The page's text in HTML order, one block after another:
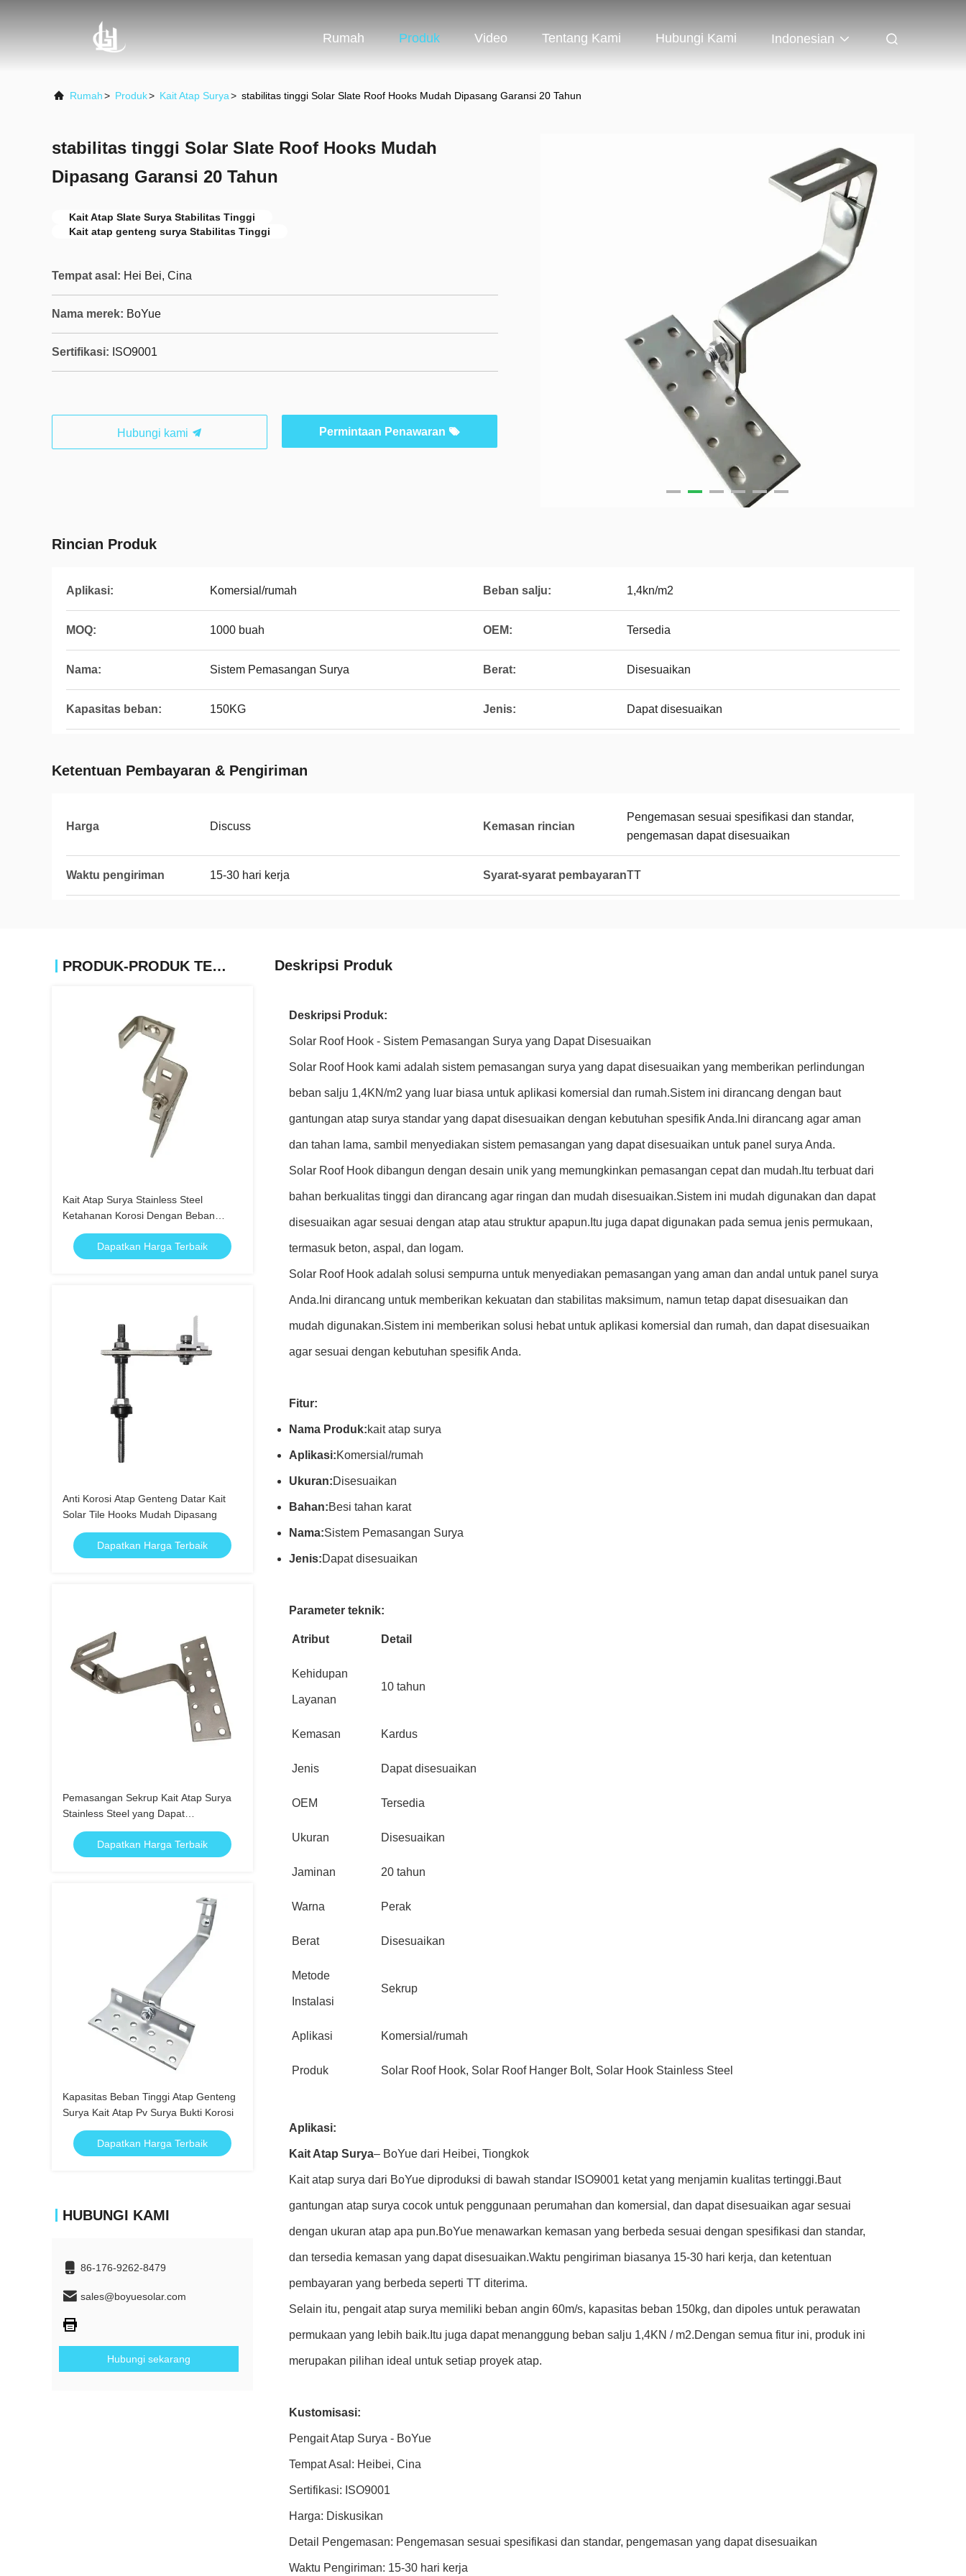
Rumah Produk Video Tentang Kami Hubungi Kami Indonesian
Rumah> Produk> Kait Atap Surya> stabilitas tinggi Solar Slate Roof Hooks Mudah Dipasang Garansi 20 Tahun
stabilitas tinggi Solar Slate Roof Hooks Mudah
Dipasang Garansi 20 Tahun
Kait Atap Slate Surya Stabilitas Tinggi
Kait atap genteng surya Stabilitas Tinggi
Tempat asal: Hei Bei, Cina
Nama merek: BoYue
Sertifikasi: ISO9001
Hubungi kami Permintaan Penawaran
Rincian Produk
Aplikasi: Komersial/rumah Beban salju: 1,4kn/m2
MOQ: 1000 buah OEM: Tersedia
Nama: Sistem Pemasangan Surya Berat: Disesuaikan
Kapasitas beban: 150KG Jenis: Dapat disesuaikan
Ketentuan Pembayaran & Pengiriman
Harga Discuss Kemasan rincian
Pengemasan sesuai spesifikasi dan standar,
pengemasan dapat disesuaikan
Waktu pengiriman 15-30 hari kerja Syarat-syarat pembayaranTT
PRODUK-PRODUK TERKAIT
Kait Atap Surya Stainless Steel
Ketahanan Korosi Dengan Beban
Angin 60m/S
Dapatkan Harga Terbaik
Anti Korosi Atap Genteng Datar Kait
Solar Tile Hooks Mudah Dipasang
Dapatkan Harga Terbaik
Pemasangan Sekrup Kait Atap Surya
Stainless Steel yang Dapat
Disesuaikan
Dapatkan Harga Terbaik
Kapasitas Beban Tinggi Atap Genteng
Surya Kait Atap Pv Surya Bukti Korosi
Dapatkan Harga Terbaik
HUBUNGI KAMI
86-176-9262-8479
sales@boyuesolar.com
Hubungi sekarang
Deskripsi Produk
Deskripsi Produk:
Solar Roof Hook - Sistem Pemasangan Surya yang Dapat Disesuaikan
Solar Roof Hook kami adalah sistem pemasangan surya yang dapat disesuaikan yang memberikan perlindungan
beban salju 1,4KN/m2 yang luar biasa untuk aplikasi komersial dan rumah.Sistem ini dirancang dengan baut
gantungan atap surya standar yang dapat disesuaikan dengan kebutuhan spesifik Anda.Ini dirancang agar aman
dan tahan lama, sambil menyediakan sistem pemasangan yang dapat disesuaikan untuk panel surya Anda.
Solar Roof Hook dibangun dengan desain unik yang memungkinkan pemasangan cepat dan mudah.Itu terbuat dari
bahan berkualitas tinggi dan dirancang agar ringan dan mudah disesuaikan.Sistem ini mudah digunakan dan dapat
disesuaikan agar sesuai dengan atap atau struktur apapun.Itu juga dapat digunakan pada semua jenis permukaan,
termasuk beton, aspal, dan logam.
Solar Roof Hook adalah solusi sempurna untuk menyediakan pemasangan yang aman dan andal untuk panel surya
Anda.Ini dirancang untuk memberikan kekuatan dan stabilitas maksimum, namun tetap dapat disesuaikan dan
mudah digunakan.Sistem ini memberikan solusi hebat untuk aplikasi komersial dan rumah, dan dapat disesuaikan
agar sesuai dengan kebutuhan spesifik Anda.
Fitur:
Nama Produk:kait atap surya
Aplikasi:Komersial/rumah
Ukuran:Disesuaikan
Bahan:Besi tahan karat
Nama:Sistem Pemasangan Surya
Jenis:Dapat disesuaikan
Parameter teknik:
Atribut Detail
Kehidupan
Layanan
10 tahun
Kemasan Kardus
Jenis Dapat disesuaikan
OEM Tersedia
Ukuran Disesuaikan
Jaminan 20 tahun
Warna Perak
Berat Disesuaikan
Metode
Instalasi
Sekrup
Aplikasi Komersial/rumah
Produk Solar Roof Hook, Solar Roof Hanger Bolt, Solar Hook Stainless Steel
Aplikasi:
Kait Atap Surya– BoYue dari Heibei, Tiongkok
Kait atap surya dari BoYue diproduksi di bawah standar ISO9001 ketat yang menjamin kualitas tertinggi.Baut
gantungan atap surya cocok untuk penggunaan perumahan dan komersial, dan dapat disesuaikan agar sesuai
dengan ukuran atap apa pun.BoYue menawarkan kemasan yang berbeda sesuai dengan spesifikasi dan standar,
dan tersedia kemasan yang dapat disesuaikan.Waktu pengiriman biasanya 15-30 hari kerja, dan ketentuan
pembayaran yang berbeda seperti TT diterima.
Selain itu, pengait atap surya memiliki beban angin 60m/s, kapasitas beban 150kg, dan dipoles untuk perawatan
permukaan yang lebih baik.Itu juga dapat menanggung beban salju 1,4KN / m2.Dengan semua fitur ini, produk ini
merupakan pilihan ideal untuk setiap proyek atap.
Kustomisasi:
Pengait Atap Surya - BoYue
Tempat Asal: Heibei, Cina
Sertifikasi: ISO9001
Harga: Diskusikan
Detail Pengemasan: Pengemasan sesuai spesifikasi dan standar, pengemasan yang dapat disesuaikan
Waktu Pengiriman: 15-30 hari kerja